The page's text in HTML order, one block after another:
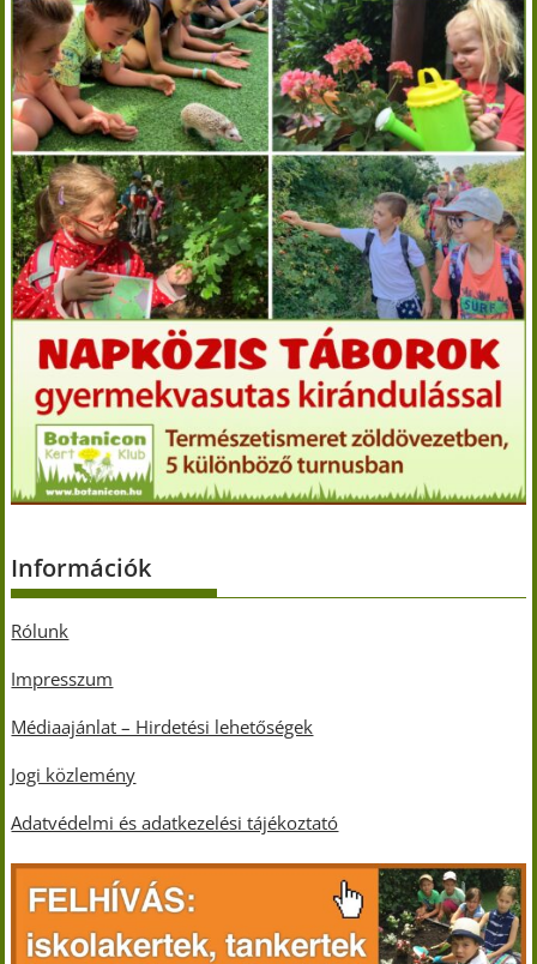
Információk
Rólunk
Impresszum
Médiaajánlat – Hirdetési lehetőségek
Jogi közlemény
Adatvédelmi és adatkezelési tájékoztató